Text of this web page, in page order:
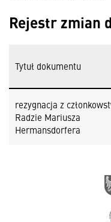
Rejestr zmian
Tytuł dokumentu
rezygnacja z
Radzie Mariusza
Hermansdorfera